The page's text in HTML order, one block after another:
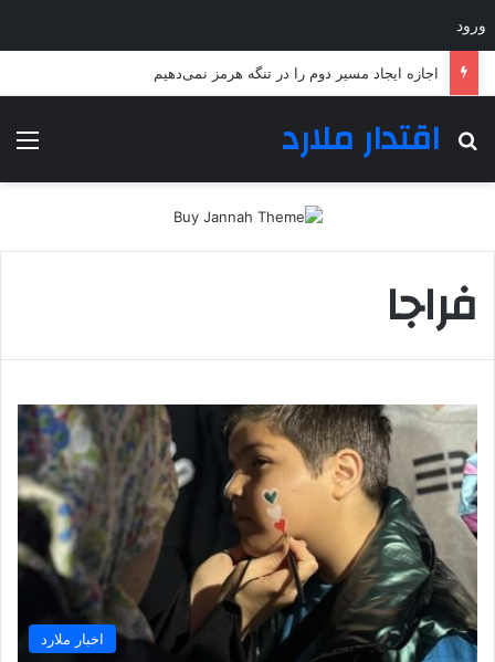
ورود
اجازه ایجاد مسیر دوم را در تنگه هرمز نمی‌دهیم
اقتدار ملارد
جستجو برای
فراجا
اخبار ملارد